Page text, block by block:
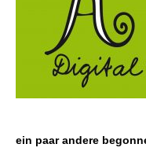
ein paar andere